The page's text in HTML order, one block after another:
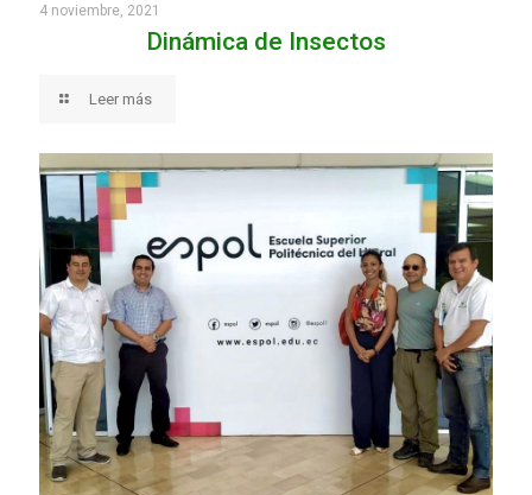
4 noviembre, 2021
Dinámica de Insectos
Leer más